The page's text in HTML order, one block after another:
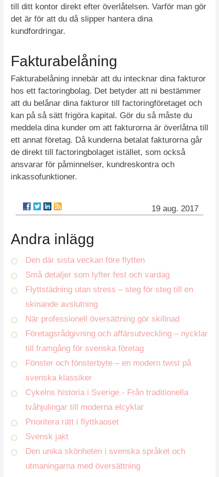
till ditt kontor direkt efter överlåtelsen. Varför man gör
det är för att du då slipper hantera dina
kundfordringar.
Fakturabelåning
Fakturabelåning innebär att du intecknar dina fakturor
hos ett factoringbolag. Det betyder att ni bestämmer
att du belånar dina fakturor till factoringföretaget och
kan på så sätt frigöra kapital. Gör du så måste du
meddela dina kunder om att fakturorna är överlåtna till
ett annat företag. Då kunderna betalat fakturorna går
de direkt till factoringbolaget istället, som också
ansvarar för påminnelser, kundreskontra och
inkassofunktioner.
19 aug. 2017
Andra inlägg
Den där sista veckan före flytten
Små detaljer som lyfter fest och vardag
Flyttstädning utan stress – steg för steg till en
skinande avslutning
När professionell översättning gör skillnad
Företagsrådgivning och affärsutveckling – nycklar
till framgång för svenska företag
Fönster och fönsterbyte – en modern twist på
svenska klassiker
Cykelns historia i Sverige - Från traditionella
tvåhjulingar till moderna elcyklar
Prioritera rätt i flyttkaoset
Svensk jakt
Den unika skönheten i svenska språket och
utmaningarna med översättning